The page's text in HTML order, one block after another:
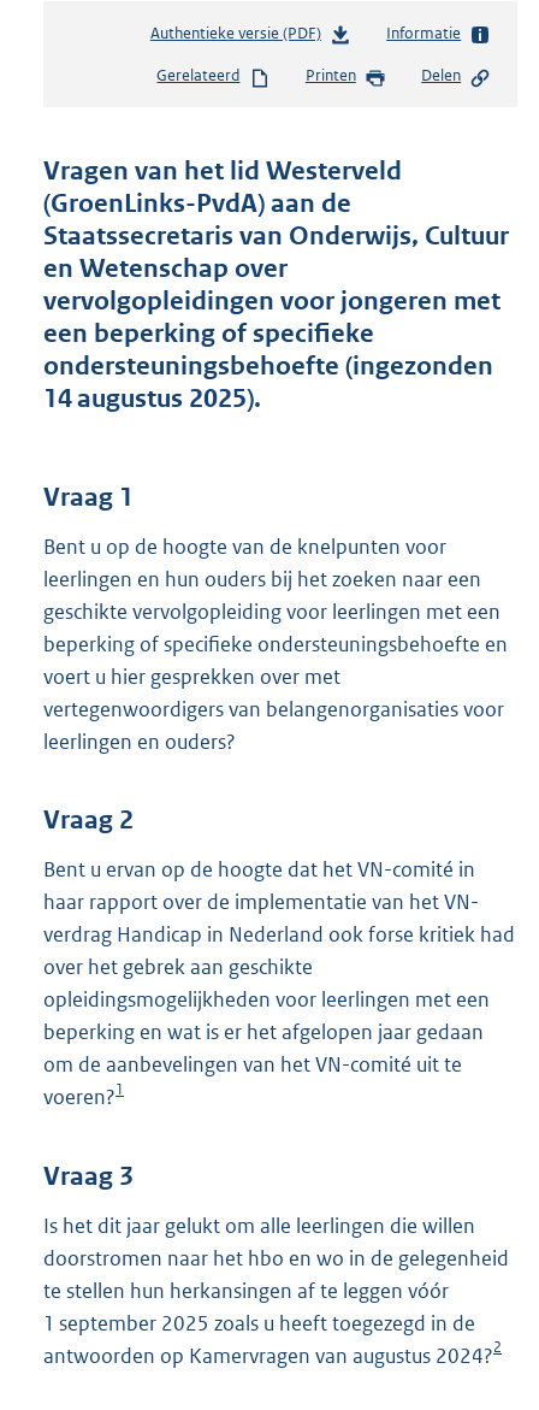
Authentieke versie (PDF)b
s
n
d
s
g
o
t
t
Informatie
Gerelateerd Printen Delen
Vragen van het lid Westerveld
(GroenLinks-PvdA) aan de
Staatssecretaris van Onderwijs, Cultuur
en Wetenschap over
vervolgopleidingen voor jongeren met
een beperking of specifieke
ondersteuningsbehoefte (ingezonden
14 augustus 2025).
Vraag 1
Bent u op de hoogte van de knelpunten voor
leerlingen en hun ouders bij het zoeken naar een
geschikte vervolgopleiding voor leerlingen met een
beperking of specifieke ondersteuningsbehoefte en
voert u hier gesprekken over met
vertegenwoordigers van belangenorganisaties voor
leerlingen en ouders?
Vraag 2
Bent u ervan op de hoogte dat het VN-comité in
haar rapport over de implementatie van het VN-
verdrag Handicap in Nederland ook forse kritiek had
over het gebrek aan geschikte
opleidingsmogelijkheden voor leerlingen met een
beperking en wat is er het afgelopen jaar gedaan
om de aanbevelingen van het VN-comité uit te
voeren?1
Vraag 3
Is het dit jaar gelukt om alle leerlingen die willen
doorstromen naar het hbo en wo in de gelegenheid
te stellen hun herkansingen af te leggen vóór
1 september 2025 zoals u heeft toegezegd in de
antwoorden op Kamervragen van augustus 2024?2